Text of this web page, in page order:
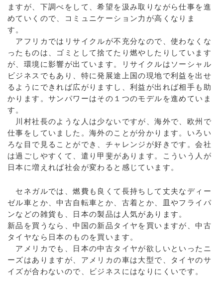
ますが、下調べをして、希望を汲み取りながら仕事を進
めていくので、コミュニケーション力が高くなりま
す。
アフリカではリサイクルが不充分なので、使わなくな
ったものは、ゴミとして捨てたり燃やしたりしています
が、環境に影響が出ています。リサイクルはソーシャル
ビジネスでもあり、特に発展途上国の現地で利益を出せ
るようにできれば広がりますし、利益が出れば相手も助
かります。サンパワーはその１つのモデルを進めていま
す。
川村社長のような人は少ないですが、海外で、欧州で
仕事をしていました。海外のことが分かります。いろい
ろな目で見ることができ、チャレンジが好きです。会社
は過ごしやすくて、遣り甲斐があります。こういう人が
日本に増えれば社会が変わると感じています。
セネガルでは、燃費も良くて長持ちして丈夫なディー
ゼル車とか、中古自転車とか、古着とか、皿やフライパ
ンなどの雑貨も、日本の製品は人気があります。
新品を買うなら、中国の新品タイヤを買いますが、中古
タイヤなら日本のものを買います。
アメリカでも、日本の中古タイヤが欲しいといったニ
ーズはありますが、アメリカの車は大型で、タイヤのサ
イズが合わないので、ビジネスにはなりにくいです。